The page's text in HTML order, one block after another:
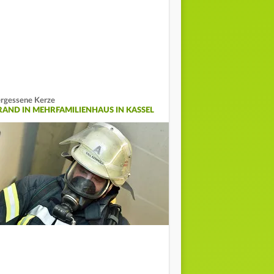
Kerze
IN MEHRFAMILIENHAUS IN KASSEL